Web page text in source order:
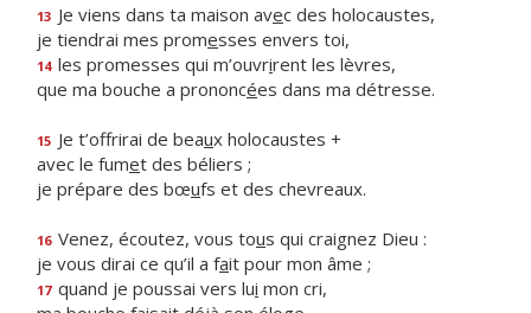
13 Je viens dans ta maison avec des holocaustes,
je tiendrai mes promesses envers toi,
14 les promesses qui m’ouvrirent les lèvres,
que ma bouche a prononcées dans ma détresse.
15 Je t’offrirai de beaux holocaustes +
avec le fumet des béliers ;
je prépare des bœufs et des chevreaux.
16 Venez, écoutez, vous tous qui craignez Dieu :
je vous dirai ce qu’il a fait pour mon âme ;
17 quand je poussai vers lui mon cri,